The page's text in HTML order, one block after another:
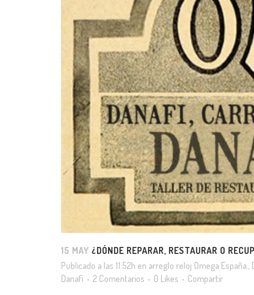
15 MAY ¿DÓNDE REPARAR, RESTAURAR O
Publicado a las 11:52h en arreglo reloj Omega España.,
Danafi
2 Comentarios 0 Likes Compartir